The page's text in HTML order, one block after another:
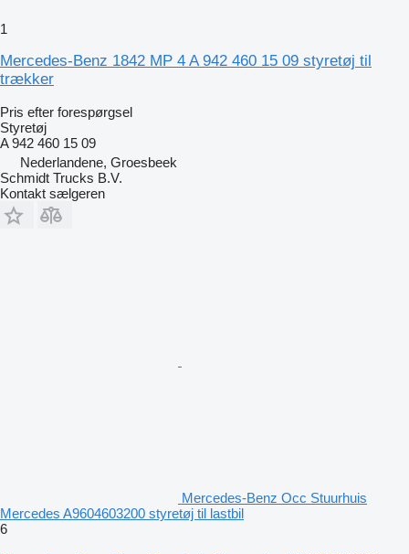
1
Mercedes-Benz 1842 MP 4 A 942 460 15 09 styretøj til
trækker
Pris efter forespørgsel
Styretøj
A 942 460 15 09
Nederlandene, Groesbeek
Schmidt Trucks B.V.
Kontakt sælgeren
Mercedes-Benz Occ Stuurhuis
Mercedes A9604603200 styretøj til lastbil
6